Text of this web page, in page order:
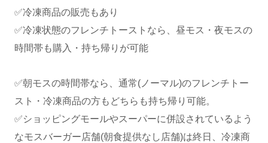
✅冷凍商品の販売もあり
✅冷凍状態のフレンチトーストなら、昼モス・夜モスの
時間帯も購入・持ち帰りが可能
✅朝モスの時間帯なら、通常(ノーマル)のフレンチトー
スト・冷凍商品の方もどちらも持ち帰り可能。
✅ショッピングモールやスーパーに併設されているよう
なモスバーガー店舗(朝食提供なし店舗)は終日、冷凍商